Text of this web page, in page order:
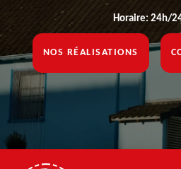
Horaire: 24h/
NOS RÉALISATIONS